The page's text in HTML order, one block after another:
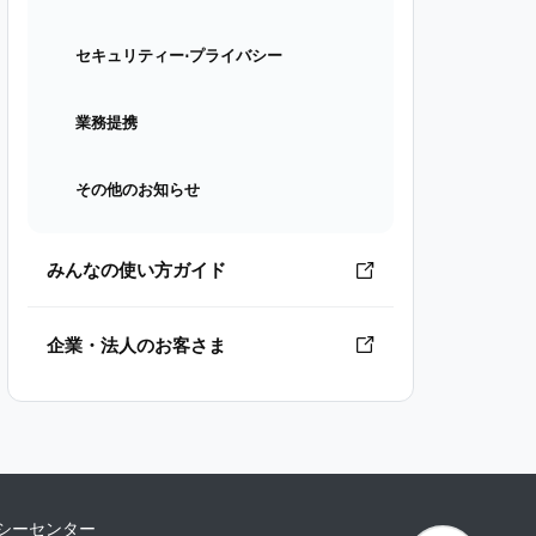
セキュリティー⋅プライバシー
業務提携
その他のお知らせ
みんなの使い方ガイド
企業・法人のお客さま
ーセンター